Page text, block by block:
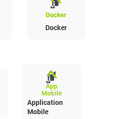
Docker
Application
Mobile